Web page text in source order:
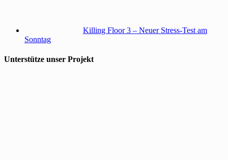
Killing Floor 3 – Neuer Stress-Test am
Sonntag
Unterstütze unser Projekt